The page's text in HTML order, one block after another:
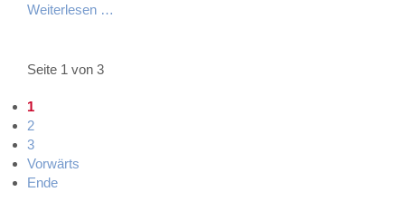
Weiterlesen …
Seite 1 von 3
1
2
3
Vorwärts
Ende